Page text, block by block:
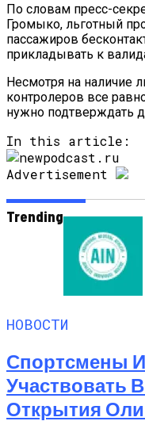
Как Мы
По словам пресс-
Громыко, льготный
пассажиров
прикладывать к
Несмотря на наличие
контролеров все
нужно подтверждать
In this article:
Advertisement
Trending
НОВОСТИ
Спортсмены
Участвовать
Открытия